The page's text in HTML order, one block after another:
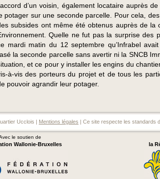
d’un voisin, également locataire auprès
potager sur une seconde parcelle. Pour cela,
subsides ont même été obtenus auprès de la
Quelle ne fut pas la surprise des
mardi matin du 12 septembre qu’Infrabel
la seconde parcelle sans avertir ni la SNCB
et ce pour y installer les engins du
à-vis des porteurs du projet et de tous les
pouvoir agrandir leur potager.
Ucclois | Mentions légales | Ce site respecte les standards
le soutien de
Wallonie-Bruxelles la